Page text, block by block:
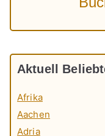
Aktuell
Afrika
Aachen
Adria